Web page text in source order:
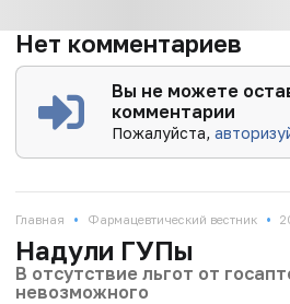
Нет комментариев
Вы не можете
комментарии
Пожалуйста,
Главная • Фармацевтический вестник •
Надули ГУПы
В отсутствие льгот от
невозможного